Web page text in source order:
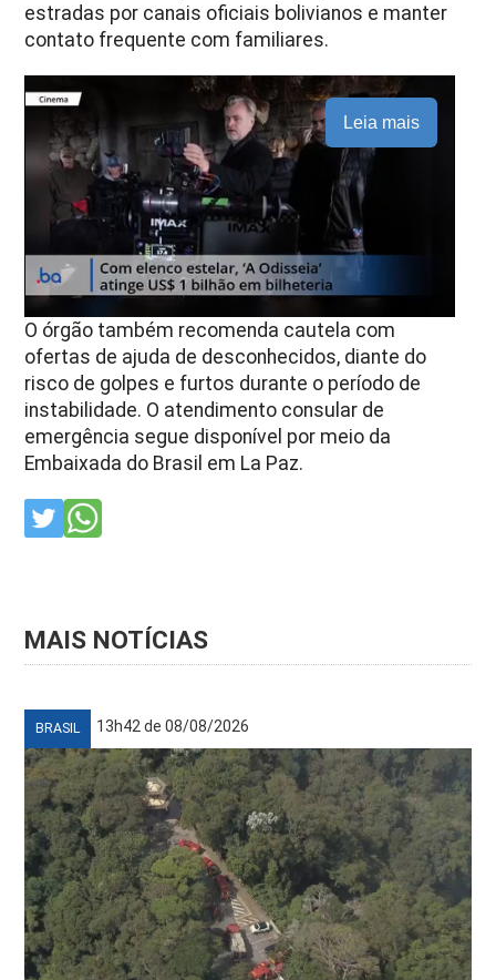
estradas por canais oficiais bolivianos e manter
contato frequente com familiares.
Leia mais
O órgão também recomenda cautela com
ofertas de ajuda de desconhecidos, diante do
risco de golpes e furtos durante o período de
instabilidade. O atendimento consular de
emergência segue disponível por meio da
Embaixada do Brasil em La Paz.
MAIS NOTÍCIAS
BRASIL 13h42 de 08/08/2026